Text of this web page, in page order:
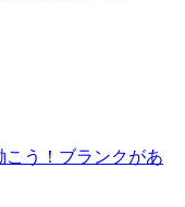
こう！ブランクがあ